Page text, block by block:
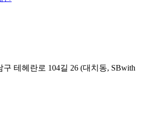
테헤란로 104길 26 (대치동, SBwith